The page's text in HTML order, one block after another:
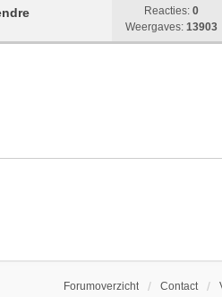
Reacties: 0
Weergaves: 13903
Forumoverzicht Contact